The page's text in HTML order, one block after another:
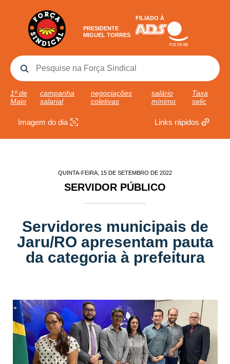
PRESIDENTE
MIGUEL TORRES
FILIADO À
1º de
Maio
campanha
salarial
negociações
coletivas
salário
mínimo
Taxa
selic
Imagem do dia Links rápidos
QUINTA-FEIRA, 15 DE SETEMBRO DE 2022
SERVIDOR PÚBLICO
Servidores municipais de
Jaru/RO apresentam pauta
da categoria à prefeitura